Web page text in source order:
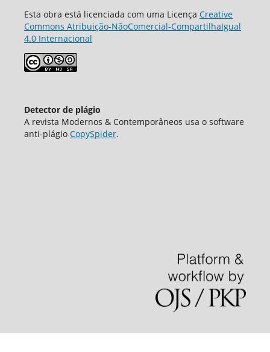
Esta obra está licenciada com uma Licença Creative
Commons Atribuição-NãoComercial-CompartilhaIgual
4.0 Internacional
Detector de plágio
A revista Modernos & Contemporâneos usa o software
аnti-plágio CopySpider.